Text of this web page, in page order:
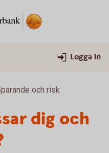
Logga in
och risk
dig och